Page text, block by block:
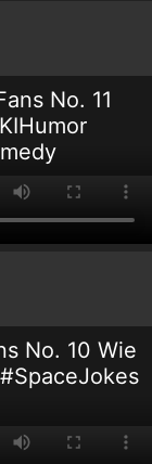
No. 11
No. 10 Wie